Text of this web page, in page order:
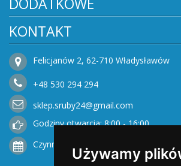
Używamy
KONTAKT
Felicjanów 2, 62-710 Władysławów
+48 530 294 294
sklep.sruby24@gmail.com
Godziny otwarcia: 8:00 - 16:00
Czynne od Poniedziałku do Piątku